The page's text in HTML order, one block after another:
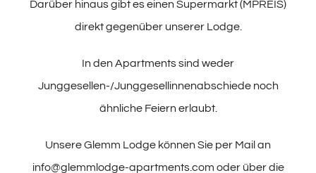
Darüber hinaus gibt es einen Supermarkt (MPREIS)
direkt gegenüber unserer Lodge.
In den Apartments sind weder
Junggesellen-/Junggesellinnenabschiede noch
ähnliche Feiern erlaubt.
Unsere Glemm Lodge können Sie per Mail an
info@glemmlodge-apartments.com oder über die